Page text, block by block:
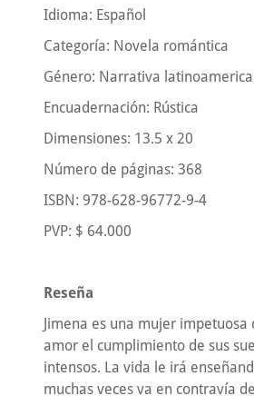
Idioma: Español
Categoría: Novela romántica
Género: Narrativa
Encuadernación: Rústica
Dimensiones: 13.5 x 20
Número de páginas: 368
ISBN: 978-628-96772-9-4
PVP: $ 64.000
Reseña
Jimena es una mujer impetuosa
amor el cumplimiento de sus
intensos. La vida le irá
muchas veces va en contravía